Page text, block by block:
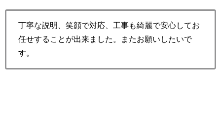
丁寧な説明、笑顔で対応、工事も綺麗で安心してお
任せすることが出来ました。またお願いしたいで
す。